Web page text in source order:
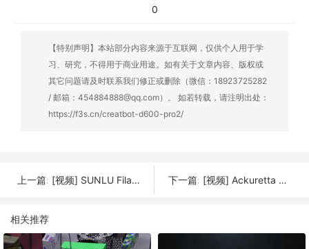
0
【特别声明】本站部分内容来源于互联网，仅供个人用于学
习、研究，不得用于商业用途。如有关于文章内容、版权或
其它问题请及时联系我们修正或删除（微信：18923725282
/ 邮箱：454884888@qq.com）。 如若转载，请注明出处：
https://f3s.cn/creatbot-d600-pro2/
上一篇: [视频] SUNLU FilaDryer S4 FDM长丝干燥机：2023年长丝干燥最佳解决方案 下一篇: [视频] Ackuretta CURIE Plus：适用于牙科3D打印的终极UV固化站
相关推荐